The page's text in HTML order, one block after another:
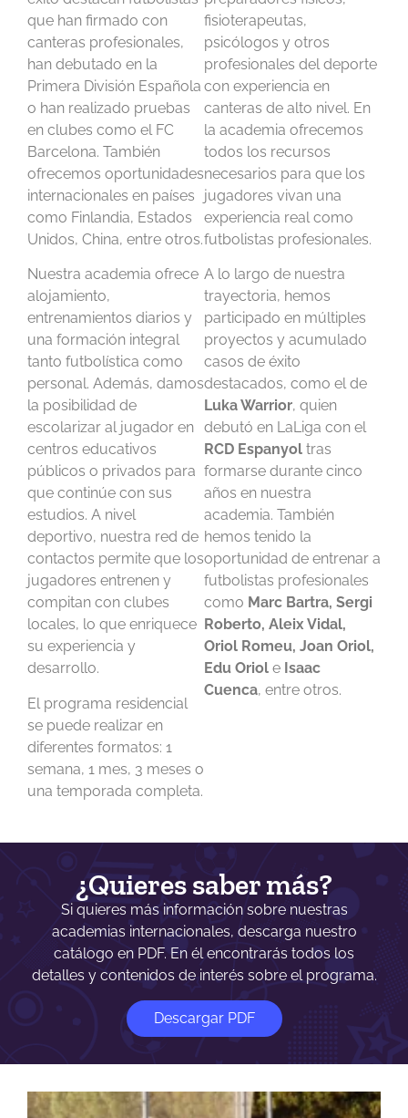
que han firmado con
canteras profesionales,
han debutado en la
Primera División Española
o han realizado pruebas
en clubes como el FC
Barcelona. También
ofrecemos oportunidades
internacionales en países
como Finlandia, Estados
Unidos, China, entre otros.
Nuestra academia ofrece
alojamiento,
entrenamientos diarios y
una formación integral
tanto futbolística como
personal. Además, damos
la posibilidad de
escolarizar al jugador en
centros educativos
públicos o privados para
que continúe con sus
estudios. A nivel
deportivo, nuestra red de
contactos permite que los
jugadores entrenen y
compitan con clubes
locales, lo que enriquece
su experiencia y
desarrollo.
El programa residencial
se puede realizar en
diferentes formatos: 1
semana, 1 mes, 3 meses o
una temporada completa.
fisioterapeutas,
psicólogos y otros
profesionales del deporte
con experiencia en
canteras de alto nivel. En
la academia ofrecemos
todos los recursos
necesarios para que los
jugadores vivan una
experiencia real como
futbolistas profesionales.
A lo largo de nuestra
trayectoria, hemos
participado en múltiples
proyectos y acumulado
casos de éxito
destacados, como el de
Luka Warrior, quien
debutó en LaLiga con el
RCD Espanyol tras
formarse durante cinco
años en nuestra
academia. También
hemos tenido la
oportunidad de entrenar a
futbolistas profesionales
como Marc Bartra, Sergi
Roberto, Aleix Vidal,
Oriol Romeu, Joan Oriol,
Edu Oriol e Isaac
Cuenca, entre otros.
¿Quieres saber más?
Si quieres más información sobre nuestras
academias internacionales, descarga nuestro
catálogo en PDF. En él encontrarás todos los
detalles y contenidos de interés sobre el programa.
Descargar PDF